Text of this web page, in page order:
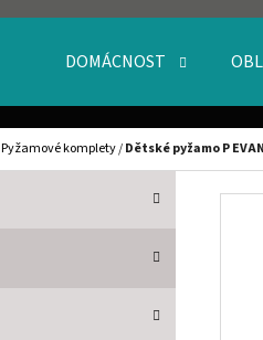
DOMÁCNOST
Pyžamové komplety/Dětské pyžamo P EVAN
CO